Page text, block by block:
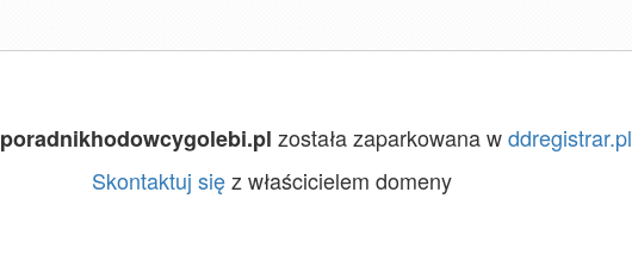
poradnikhodowcygolebi.pl została zaparkowana wddregistrar.pl
Skontaktuj sięz właścicielem domeny